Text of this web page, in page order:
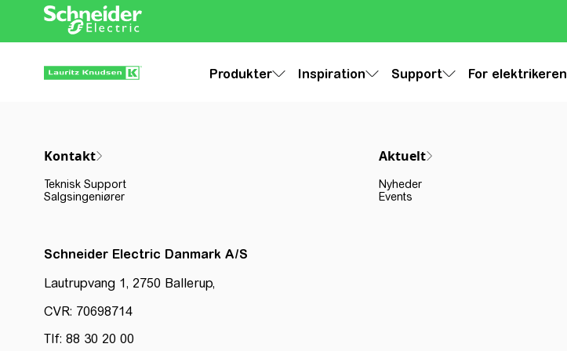
Produkter Inspiration Support For elektrikeren
Kontakt
Teknisk Support
Salgsingeniører
Aktuelt
Nyheder
Events
Schneider Electric Danmark A/S
Lautrupvang 1, 2750 Ballerup,
CVR: 70698714
Tlf: 88 30 20 00